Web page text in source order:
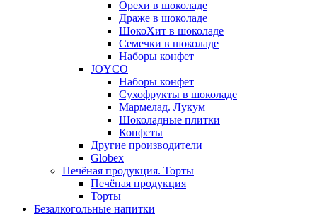
Орехи в шоколаде
Драже в шоколаде
ШокоХит в шоколаде
Семечки в шоколаде
Наборы конфет
JOYCO
Наборы конфет
Сухофрукты в шоколаде
Мармелад. Лукум
Шоколадные плитки
Конфеты
Другие производители
Globex
Печёная продукция. Торты
Печёная продукция
Торты
Безалкогольные напитки